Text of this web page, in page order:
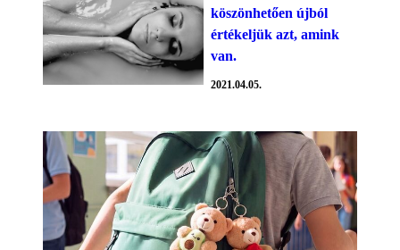
köszönhetően újból
értékeljük azt, amink
van.
2021.04.05.